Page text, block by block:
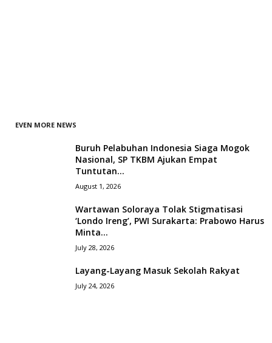
EVEN MORE NEWS
Buruh Pelabuhan Indonesia Siaga Mogok
Nasional, SP TKBM Ajukan Empat
Tuntutan...
August 1, 2026
Wartawan Soloraya Tolak Stigmatisasi
‘Londo Ireng’, PWI Surakarta: Prabowo Harus
Minta...
July 28, 2026
Layang-Layang Masuk Sekolah Rakyat
July 24, 2026